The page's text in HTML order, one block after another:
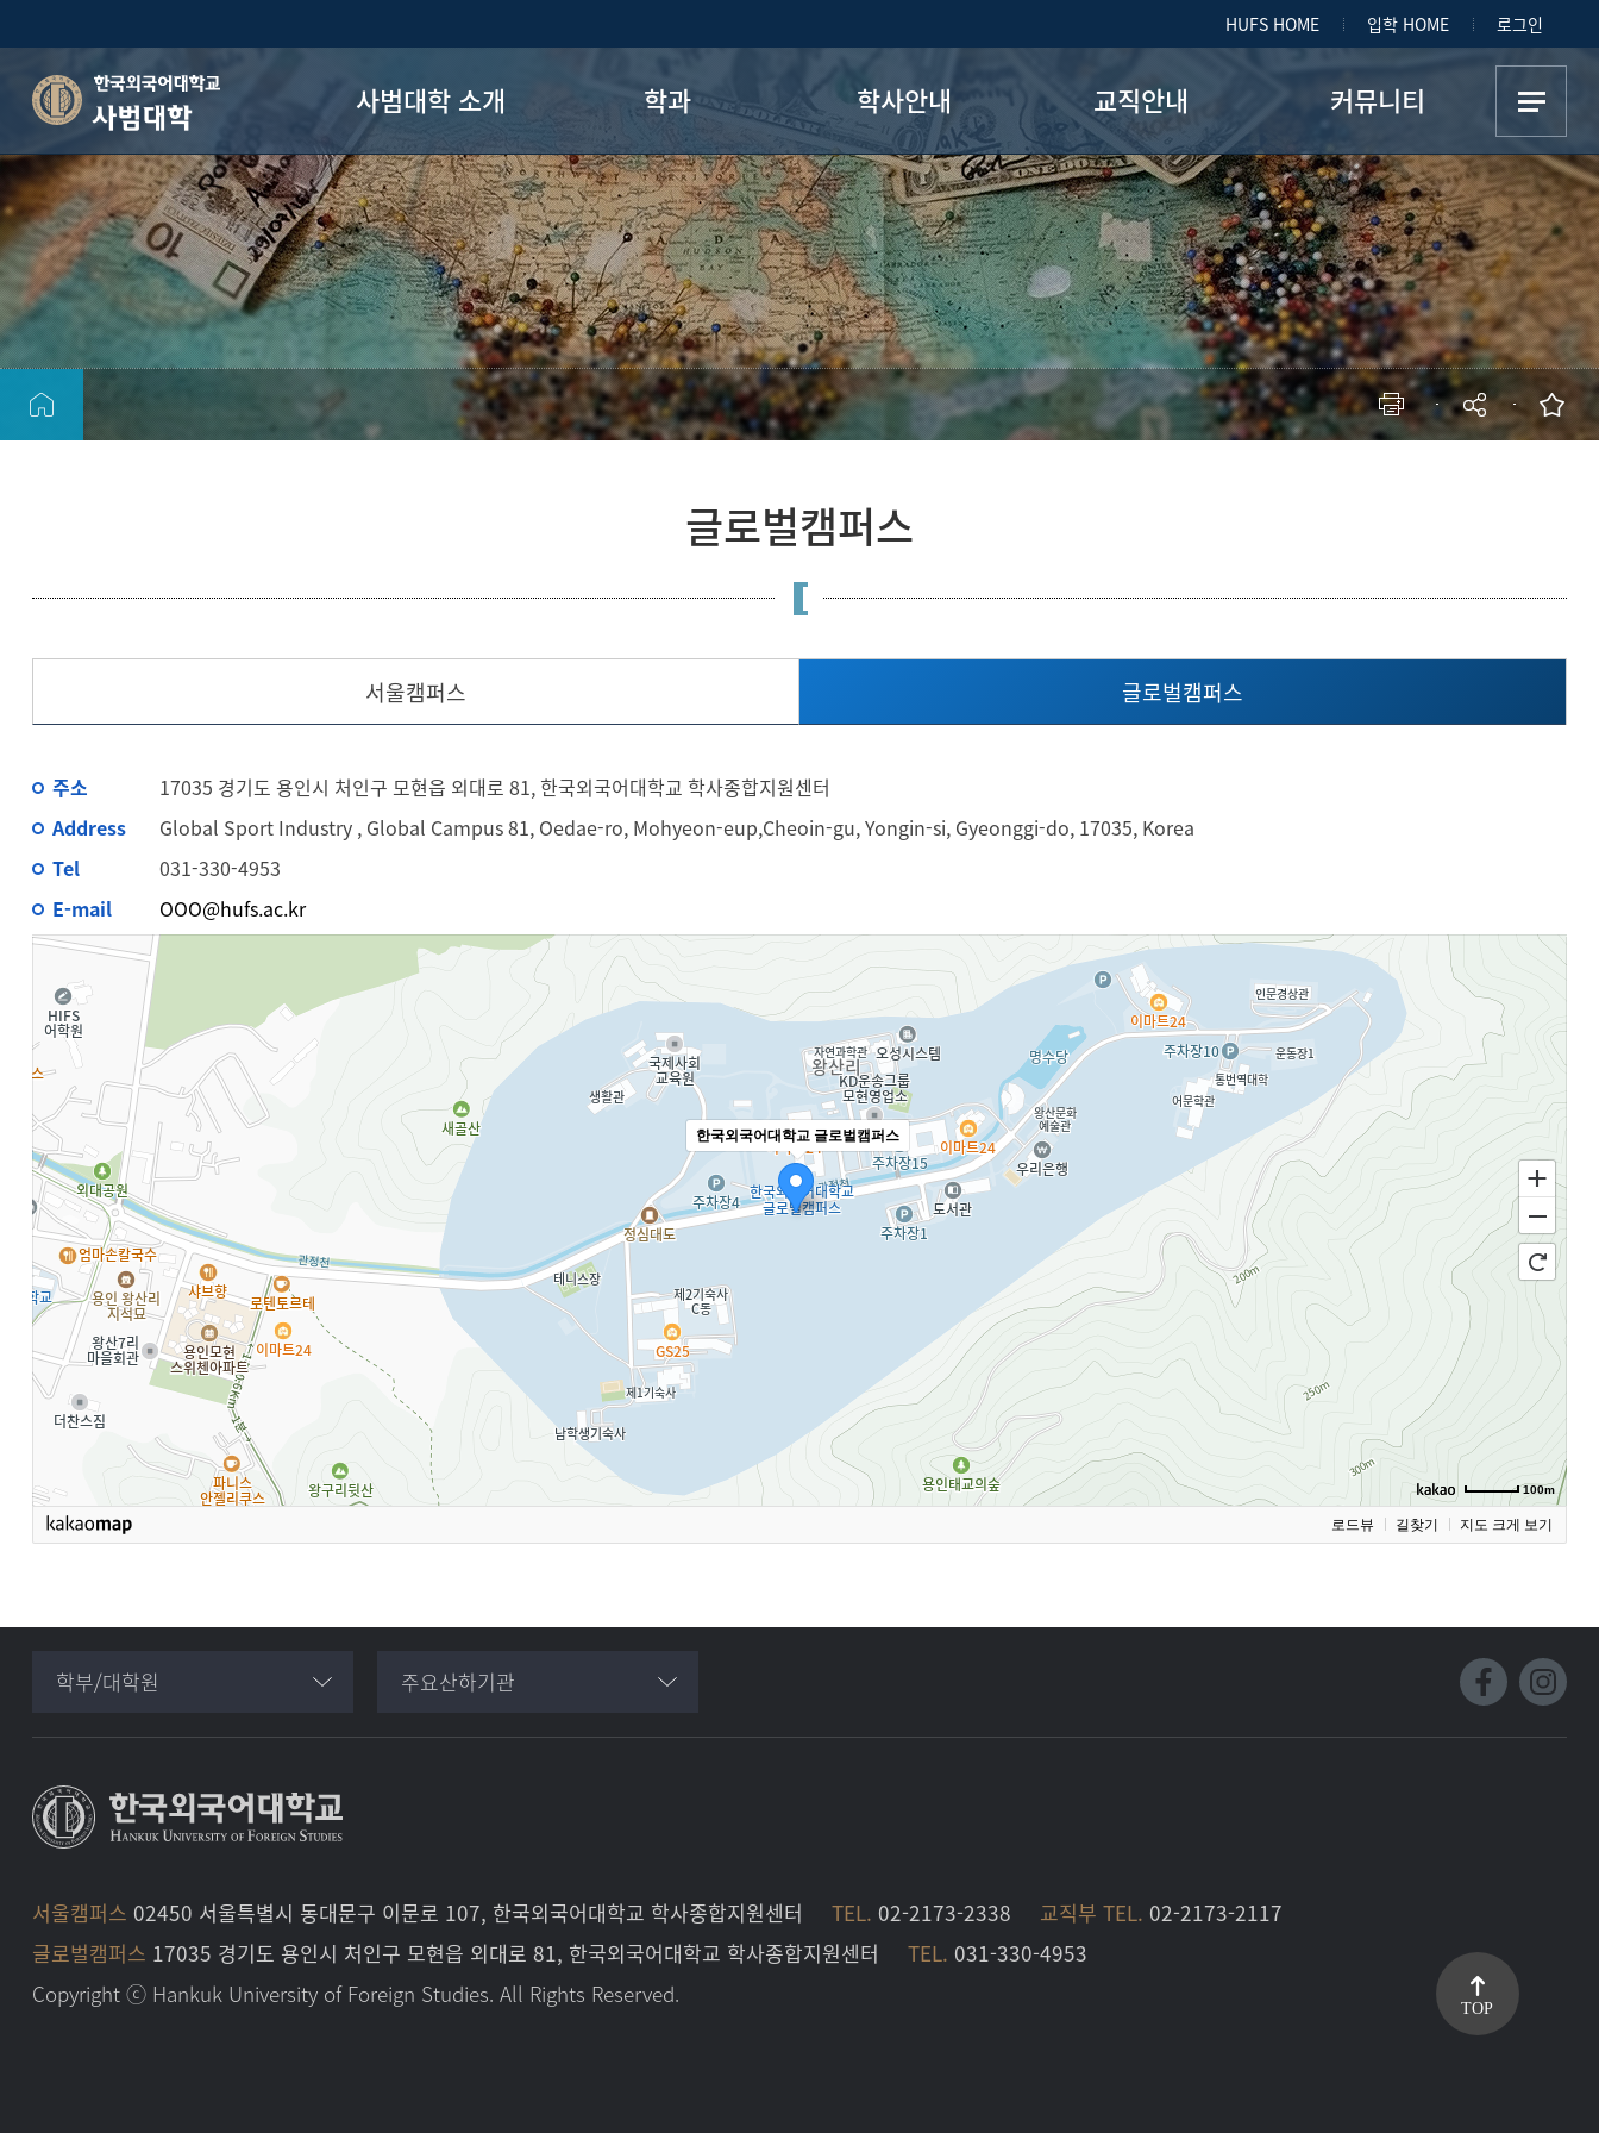
HUFS HOME 입학 HOME 로그인
사범대학 사범대학 소개
사범대학 소개
인사말
오시는 길
업무 담당자 연락처
학과
영어교육과
프랑스어교육과
독일어교육과
한국어교육과
중국어교육과
교직(교육학)
체육학
학사안내
학사일정표
시간표
교직과정 운영 규정
교직안내
교원자격 취득안내
교직과정 이수 예정자 선발
복수교원 자격 신청
교직이수과목
학교현장실습/교육봉사활동
적성·인성 검사/응급·심폐소생술
성인지교육
성범죄 이력 조회/약물 중독 여부
커뮤니티
공지사항
자료실(서식함)
자료실(교직)
사범대학 행사·활동
메뉴추가
글로벌캠퍼스
서울캠퍼스 글로벌캠퍼스
주소
17035 경기도 용인시 처인구 모현읍 외대로 81, 한국외국어대학교 학사종합지원센터
Address
Global Sport Industry , Global Campus 81, Oedae-ro, Mohyeon-eup,Cheoin-gu, Yongin-si, Gyeonggi-do, 17035, Korea
Tel
031-330-4953
E-mail
OOO@hufs.ac.kr
한국외국어대학교 글로벌캠퍼스
100m
로드뷰 길찾기 지도 크게 보기
학부/대학원 주요산하기관
서울캠퍼스 02450 서울특별시 동대문구 이문로 107, 한국외국어대학교 학사종합지원센터 TEL. 02-2173-2338 교직부 TEL. 02-2173-2117
글로벌캠퍼스 17035 경기도 용인시 처인구 모현읍 외대로 81, 한국외국어대학교 학사종합지원센터 TEL. 031-330-4953
Copyright ⓒ Hankuk University of Foreign Studies. All Rights Reserved.
TOP